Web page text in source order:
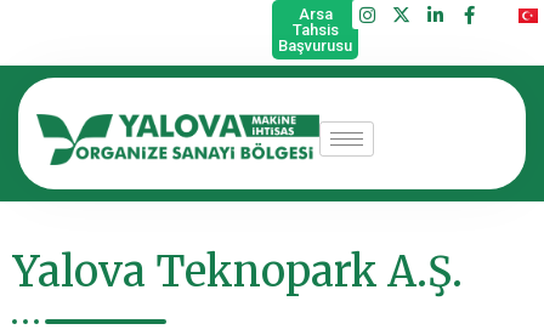
Arsa
Tahsis
Başvurusu
Yalova Teknopark A.Ş.